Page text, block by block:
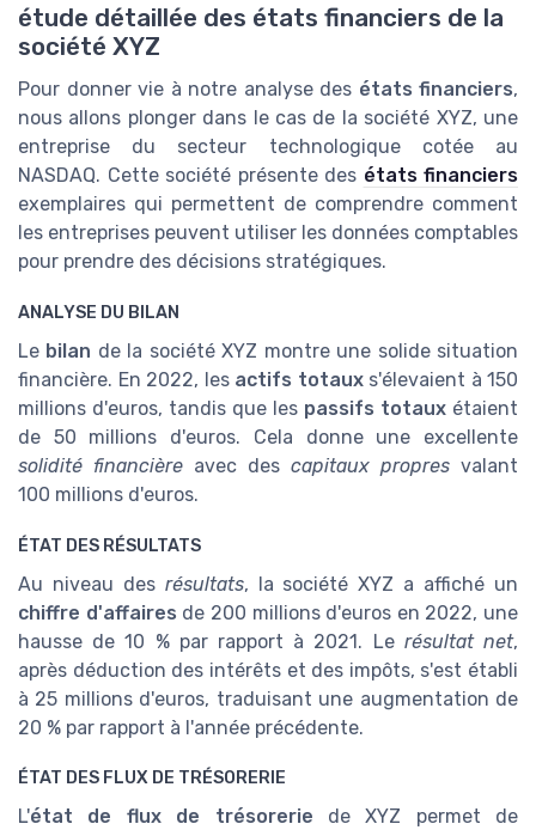
étude détaillée des états financiers de la
société XYZ
Pour donner vie à notre analyse des états financiers,
nous allons plonger dans le cas de la société XYZ, une
entreprise du secteur technologique cotée au
NASDAQ. Cette société présente des états financiers
exemplaires qui permettent de comprendre comment
les entreprises peuvent utiliser les données comptables
pour prendre des décisions stratégiques.
ANALYSE DU BILAN
Le bilan de la société XYZ montre une solide situation
financière. En 2022, les actifs totauxs'élevaient à 150
millions d'euros, tandis que les passifs totaux étaient
de 50 millions d'euros. Cela donne une excellente
solidité financière avec des capitaux propres valant
100 millions d'euros.
ÉTAT DES RÉSULTATS
Au niveau des résultats, la société XYZ a affiché un
chiffre d'affaires de 200 millions d'euros en 2022, une
hausse de 10 % par rapport à 2021. Le résultat net,
après déduction des intérêts et des impôts, s'est établi
à 25 millions d'euros, traduisant une augmentation de
20 % par rapport à l'année précédente.
ÉTAT DES FLUX DE TRÉSORERIE
L'état de flux de trésorerie de XYZ permet de